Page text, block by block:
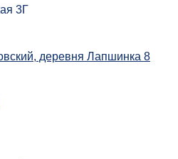
3Г
деревня Лапшинка 8